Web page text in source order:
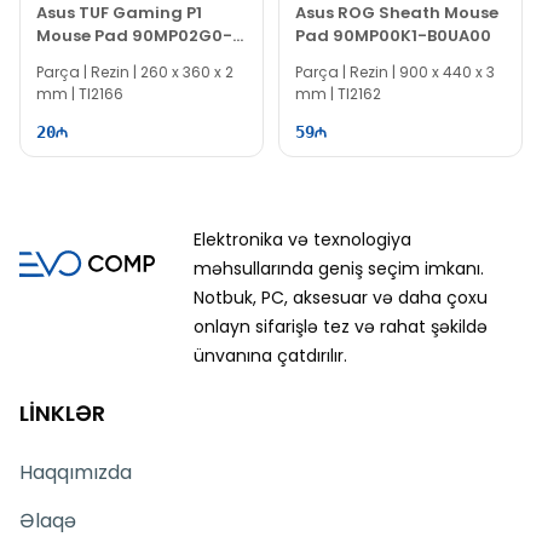
Asus TUF Gaming P1
Mouse Pad 90MP02G0-
BPUA00
Parça | Rezin | 260 x 360 x 2
mm | TI2166
20
Asus ROG Sheath Mouse
Pad 90MP00K1-B0UA00
Parça | Rezin | 900 x 440 x 3
mm | TI2162
59
Elektronika və texnologiya
məhsullarında geniş seçim imkanı.
Notbuk, PC, aksesuar və daha çoxu
onlayn sifarişlə tez və rahat şəkildə
ünvanına çatdırılır.
LİNKLƏR
Haqqımızda
Əlaqə